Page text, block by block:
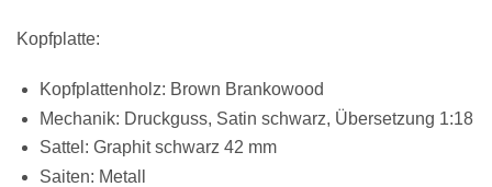
Kopfplatte:
Kopfplattenholz: Brown Brankowood
Mechanik: Druckguss, Satin schwarz, Übersetzung 1:18
Sattel: Graphit schwarz 42 mm
Saiten: Metall